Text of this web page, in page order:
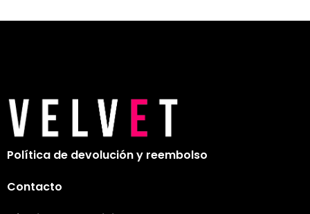
Política de devolución y reembolso
Contacto